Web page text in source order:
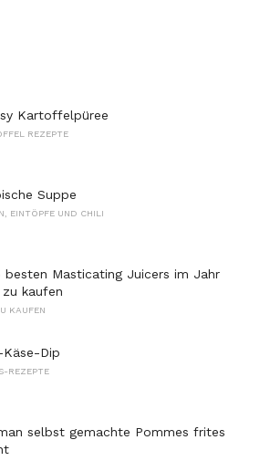
Kartoffelpüree
REZEPTE
Suppe
EINTÖPFE UND CHILI
besten Masticating Juicers im Jahr
zu kaufen
KAUFEN
Käse-Dip
REZEPTE
selbst gemachte Pommes frites